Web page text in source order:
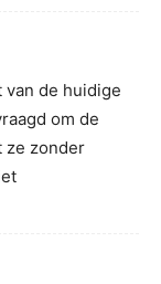
van de huidige
om de
ze zonder